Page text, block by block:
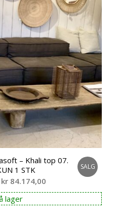
– Khali top 07.
1 STK
kr84.174,00Nåværende
pris
er:
SALG
lager